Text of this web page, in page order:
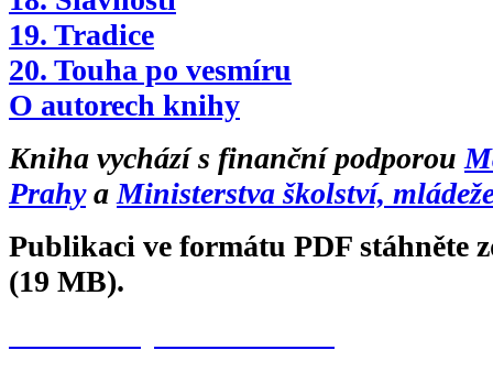
19. Tradice
20. Touha po vesmíru
O autorech knihy
Kniha vychází s finanční podporou
Prahya Ministerstva školství,
Publikaci ve formátu PDF stáhněte
(19 MB).